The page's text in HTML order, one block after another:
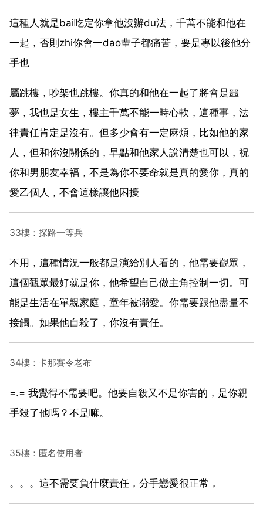
這種人就是bai吃定你拿他沒辦du法，千萬不能和他在
一起，否則zhi你會一dao輩子都痛苦，要是專以後他分
手也
屬跳樓，吵架也跳樓。你真的和他在一起了將會是噩
夢，我也是女生，樓主千萬不能一時心軟，這種事，法
律責任肯定是沒有。但多少會有一定麻煩，比如他的家
人，但和你沒關係的，早點和他家人說清楚也可以，祝
你和男朋友幸福，不是為你不要命就是真的愛你，真的
愛乙個人，不會這樣讓他困擾
33樓：探路一等兵
不用，這種情況一般都是演給別人看的，他需要觀眾，
這個觀眾最好就是你，他希望自己做主角控制一切。可
能是生活在單親家庭，童年被溺愛。你需要跟他盡量不
接觸。如果他自殺了，你沒有責任。
34樓：卡那賽令老布
=.= 我覺得不需要吧。他要自殺又不是你害的，是你親
手殺了他嗎？不是嘛。
35樓：匿名使用者
。。。這不需要負什麼責任，分手戀愛很正常，